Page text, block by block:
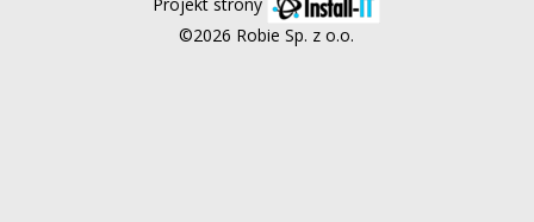
©2026 Robie Sp. z o.o.